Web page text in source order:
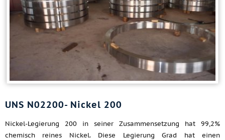
UNS N02200- Nickel 200
Nickel-Legierung 200 in seiner Zusammensetzung hat 99,2%
chemisch reines Nickel. Diese Legierung Grad hat einen